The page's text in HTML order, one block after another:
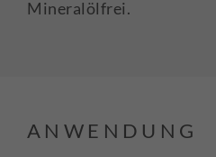
Mineralölfrei.
ANWENDUNG